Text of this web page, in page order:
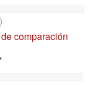
comparación